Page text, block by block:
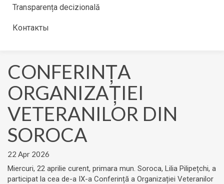
Transparența decizională
Контакты
CONFERINȚA
ORGANIZAȚIEI
VETERANILOR DIN
SOROCA
22 Apr 2026
Miercuri, 22 aprilie curent, primara mun. Soroca, Lilia Pilipețchi, a
participat la cea de-a IX-a Conferință a Organizației Veteranilor